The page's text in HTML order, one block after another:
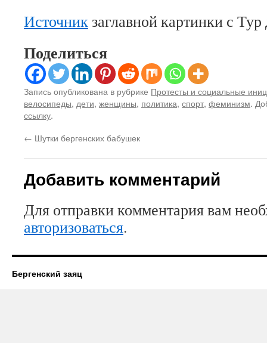
Источникзаглавной картинки с
Поделиться
Запись опубликована в рубрике Протесты и социальные
велосипеды, дети, женщины, политика, спорт, феминизм.
ссылку.
← Шутки бергенских бабушек
Добавить комментарий
Для отправки комментария вам
авторизоваться.
Бергенский заяц